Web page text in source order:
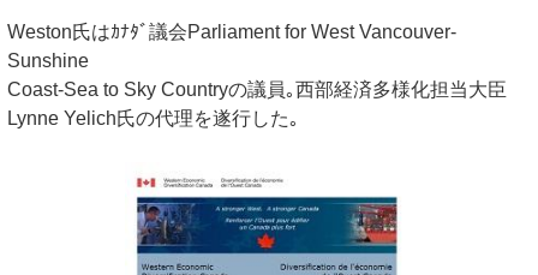
Weston氏はｶﾅﾀﾞ議会Parliament for West Vancouver-
Sunshine
Coast-Sea to Sky Countryの議員｡西部経済多様化担当大臣
Lynne Yelich氏の代理を遂行した｡